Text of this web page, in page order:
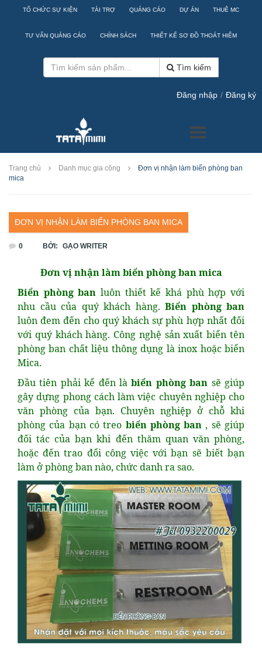
TỔ CHỨC SỰ KIỆN TÀI TRỢ QUẢNG CÁO DỰ ÁN THUÊ MC
TƯ VẤN QUẢNG CÁO CHÍNH SÁCH THIẾT KẾ SƠ ĐỒ THOÁT HIỂM
Tìm kiếm
Đăng nhập / Đăng ký
Trang chủ Danh mục gia công
Đơn vị nhận làm biển phòng ban
mica
ĐƠN VỊ NHẬN LÀM BIỂN PHÒNG BAN MICA
0 BỞI: GẠO WRITER
Đơn vị nhận làm biển phòng ban mica
Biển phòng ban luôn thiết kế khá phù hợp với
nhu cầu của quý khách hàng. Biển phòng ban
luôn đem đến cho quý khách sự phù hợp nhất đối
với quý khách hàng. Công nghệ sản xuất biển tên
phòng ban chất liệu thông dụng là inox hoặc biển
Mica.
Đầu tiên phải kể đến làbiển phòng ban sẽ giúp
gây dựng phong cách làm việc chuyên nghiệp cho
văn phòng của bạn. Chuyên nghiệp ở chỗ khi
phòng của bạn có treo biển phòng ban , sẽ giúp
đối tác của bạn khi đến thăm quan văn phòng,
hoặc đến trao đổi công việc với bạn sẽ biết bạn
làm ở phòng ban nào, chức danh ra sao.